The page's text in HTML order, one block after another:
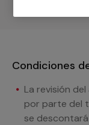
Condiciones
La revisión
por parte del
se